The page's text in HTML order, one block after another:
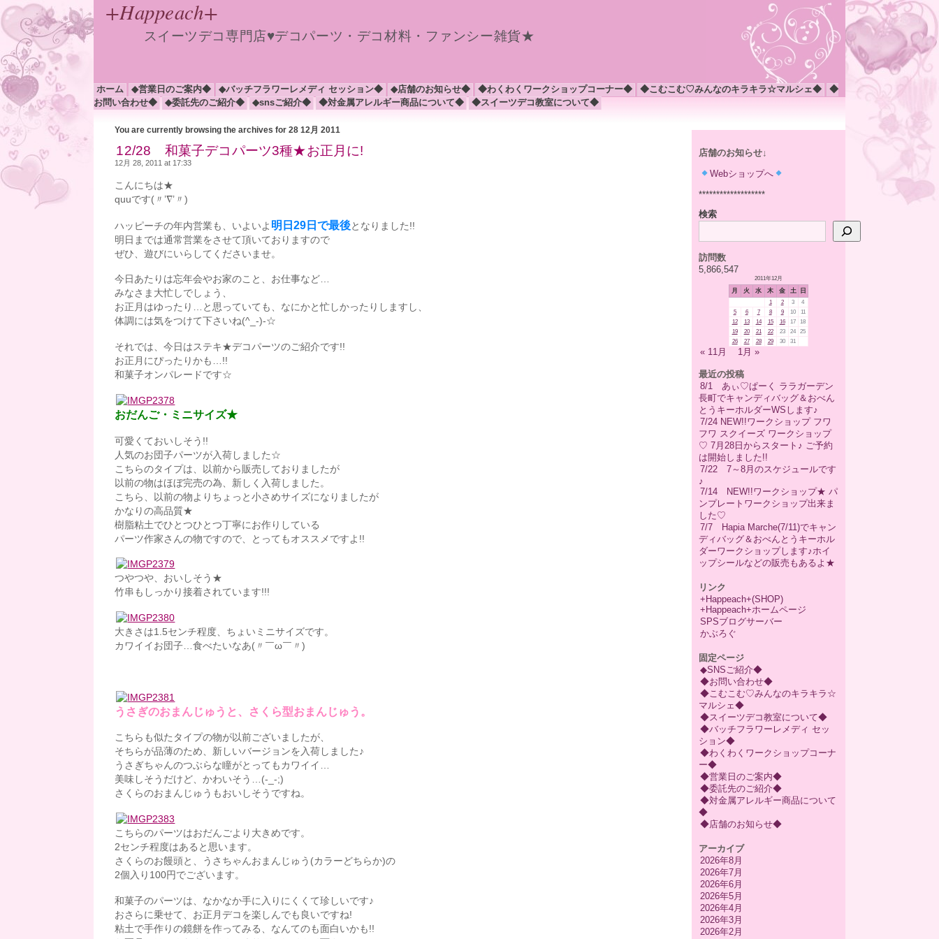
+Happeach+
スイーツデコ専門店♥デコパーツ・デコ材料・ファンシー雑貨★
ホーム ◆営業日のご案内◆ ◆バッチフラワーレメディ セッション◆ ◆店舗のお知らせ◆ ◆わくわくワークショップコーナー◆ ◆こむこむ♡みんなのキラキラ☆マルシェ◆
◆
お問い合わせ◆
◆委託先のご紹介◆ ◆snsご紹介◆ ◆対金属アレルギー商品について◆ ◆スイーツデコ教室について◆
店舗のお知らせ↓
Webショップへ
*******************
検索
訪問数
5,866,547
2011年12月
月 火 水 木 金 土 日
1 2 3
4
5
6 7 8 9 10
11
12
13 14 15 16 17
18
19
20 21 22 23 24
25
26
27 28 29 30 31
« 11月 1月 »
最近の投稿
8/1 あぃ♡ぱーく ララガーデン
長町でキャンディバッグ＆おべん
とうキーホルダーWSします♪
7/24 NEW!!ワークショップ フワ
フワ スクイーズ ワークショップ
♡ 7月28日からスタート♪ ご予約
は開始しました!!
7/22 7～8月のスケジュールです
♪
7/14 NEW!!ワークショップ★ パ
ンプレートワークショップ出来ま
した♡
7/7 Hapia Marche(7/11)でキャン
ディバッグ＆おべんとうキーホル
ダーワークショップします♪ホイ
ップシールなどの販売もあるよ★
リンク
+Happeach+(SHOP)
+Happeach+ホームページ
SPSブログサーバー
かぶろぐ
固定ページ
◆SNSご紹介◆
◆お問い合わせ◆
◆こむこむ♡みんなのキラキラ☆
マルシェ◆
◆スイーツデコ教室について◆
◆バッチフラワーレメディ セッ
ション◆
◆わくわくワークショップコーナ
ー◆
◆営業日のご案内◆
◆委託先のご紹介◆
◆対金属アレルギー商品について
◆
◆店舗のお知らせ◆
アーカイブ
2026年8月
2026年7月
2026年6月
2026年5月
2026年4月
2026年3月
2026年2月
You are currently browsing the archives for 28 12月 2011
12/28 和菓子デコパーツ3種★お正月に!
12月 28, 2011 at 17:33
こんにちは★
quuです(〃’∇’〃)
ハッピーチの年内営業も、いよいよ 明日29日で最後となりました!!
明日までは通常営業をさせて頂いておりますので
ぜひ、遊びにいらしてくださいませ。
今日あたりは忘年会やお家のこと、お仕事など…
みなさま大忙しでしょう、
お正月はゆったり…と思っていても、なにかと忙しかったりしますし、
体調には気をつけて下さいね(^_-)-☆
それでは、今日はステキ★デコパーツのご紹介です!!
お正月にぴったりかも…!!
和菓子オンパレードです☆
おだんご・ミニサイズ★
可愛くておいしそう!!
人気のお団子パーツが入荷しました☆
こちらのタイプは、以前から販売しておりましたが
以前の物はほぼ完売の為、新しく入荷しました。
こちら、以前の物よりちょっと小さめサイズになりましたが
かなりの高品質★
樹脂粘土でひとつひとつ丁寧にお作りしている
パーツ作家さんの物ですので、とってもオススメですよ!!
つやつや、おいしそう★
竹串もしっかり接着されています!!!
大きさは1.5センチ程度、ちょいミニサイズです。
カワイイお団子…食べたいなあ(〃￣ω￣〃)
うさぎのおまんじゅうと、さくら型おまんじゅう。
こちらも似たタイプの物が以前ございましたが、
そちらが品薄のため、新しいバージョンを入荷しました♪
うさぎちゃんのつぶらな瞳がとってもカワイイ…
美味しそうだけど、かわいそう…(-_-;)
さくらのおまんじゅうもおいしそうですね。
こちらのパーツはおだんごより大きめです。
2センチ程度はあると思います。
さくらのお饅頭と、うさちゃんおまんじゅう(カラーどちらか)の
2個入り100円でございます。
和菓子のパーツは、なかなか手に入りにくくて珍しいです♪
おさらに乗せて、お正月デコを楽しんでも良いですね!
粘土で手作りの鏡餅を作ってみる、なんてのも面白いかも!!